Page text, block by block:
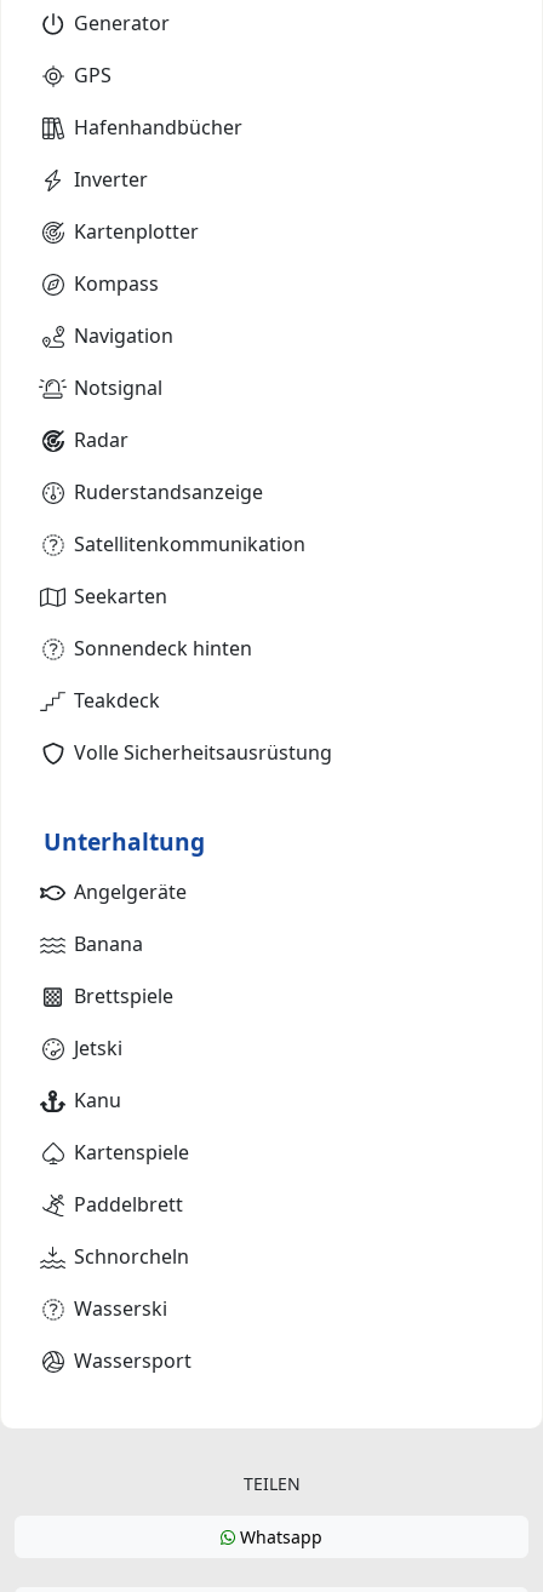
Generator
GPS
Hafenhandbücher
Inverter
Kartenplotter
Kompass
Navigation
Notsignal
Radar
Ruderstandsanzeige
Satellitenkommunikation
Seekarten
Sonnendeck hinten
Teakdeck
Volle Sicherheitsausrüstung
Unterhaltung
Angelgeräte
Banana
Brettspiele
Jetski
Kanu
Kartenspiele
Paddelbrett
Schnorcheln
Wasserski
Wassersport
TEILEN
Whatsapp